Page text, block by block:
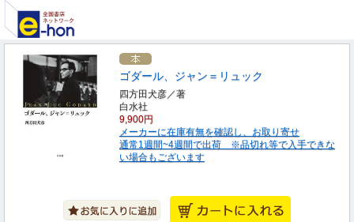
ゴダール、ジャン＝リュック
四方田犬彦／著
白水社
9,900円
メーカーに在庫有無を確認し、お取り寄せ
通常1週間~4週間で出荷 ※品切れ等で入手できな
い場合もございます